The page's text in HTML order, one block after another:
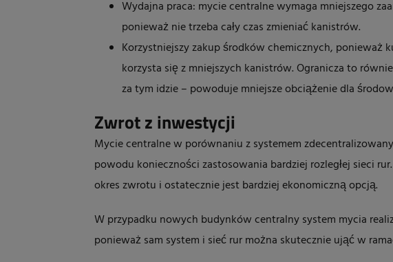
Wydajna praca: mycie centralne wymaga mniejszego
ponieważ nie trzeba cały czas zmieniać kanistrów.
Korzystniejszy zakup środków chemicznych, ponieważ
korzysta się z mniejszych kanistrów. Ogranicza to
za tym idzie – powoduje mniejsze obciążenie dla
Zwrot z inwestycji
Mycie centralne w porównaniu z systemem
powodu konieczności zastosowania bardziej rozległej sieci
okres zwrotu i ostatecznie jest bardziej ekonomiczną opcją.
W przypadku nowych budynków centralny system mycia
ponieważ sam system i sieć rur można skutecznie ująć w